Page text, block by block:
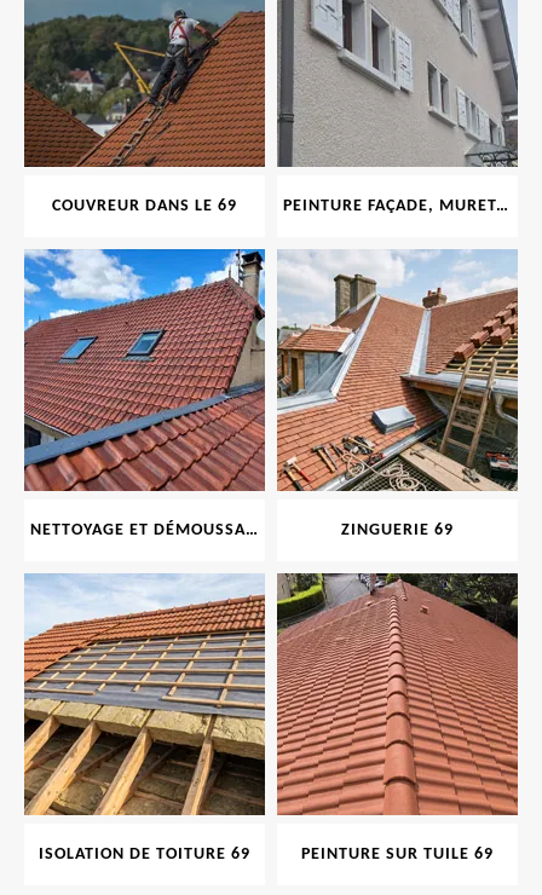
COUVREUR DANS LE 69 PEINTURE FAÇADE, MURET, TOITURE, BOISERIE, FERRONERIE, GOUTTIÈRE 69
NETTOYAGE ET DÉMOUSSAGE DE TOITURE ET FAÇADE 69 ZINGUERIE 69
ISOLATION DE TOITURE 69 PEINTURE SUR TUILE 69